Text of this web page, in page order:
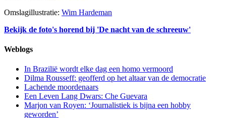
Omslagillustratie: Wim Hardeman
Bekijk de foto's horend bij 'De nacht van de schreeuw'
Weblogs
In Brazilië wordt elke dag een homo vermoord
Dilma Rousseff: geofferd op het altaar van de democratie
Lachende moordenaars
Een Leven Lang Dwars: Che Guevara
Marjon van Royen: ‘Journalistiek is bijna een hobby
geworden’